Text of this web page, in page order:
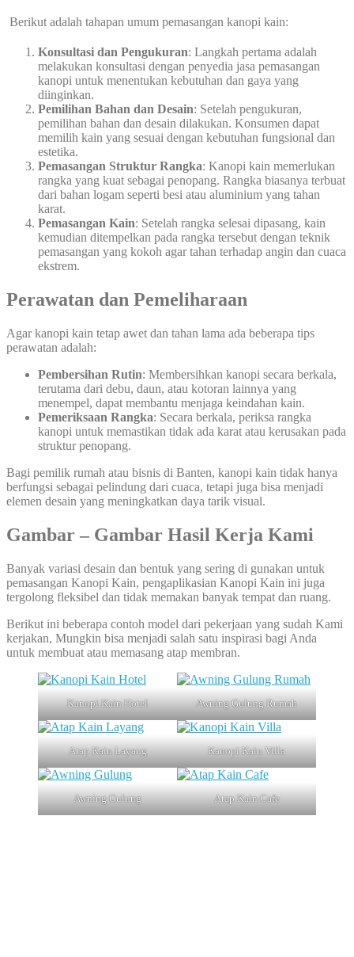
Berikut adalah tahapan umum pemasangan kanopi kain:
Konsultasi dan Pengukuran: Langkah pertama adalah
melakukan konsultasi dengan penyedia jasa pemasangan
kanopi untuk menentukan kebutuhan dan gaya yang
diinginkan.
Pemilihan Bahan dan Desain: Setelah pengukuran,
pemilihan bahan dan desain dilakukan. Konsumen dapat
memilih kain yang sesuai dengan kebutuhan fungsional dan
estetika.
Pemasangan Struktur Rangka: Kanopi kain memerlukan
rangka yang kuat sebagai penopang. Rangka biasanya terbuat
dari bahan logam seperti besi atau aluminium yang tahan
karat.
Pemasangan Kain: Setelah rangka selesai dipasang, kain
kemudian ditempelkan pada rangka tersebut dengan teknik
pemasangan yang kokoh agar tahan terhadap angin dan cuaca
ekstrem.
Perawatan dan Pemeliharaan
Agar kanopi kain tetap awet dan tahan lama ada beberapa tips
perawatan adalah:
Pembersihan Rutin: Membersihkan kanopi secara berkala,
terutama dari debu, daun, atau kotoran lainnya yang
menempel, dapat membantu menjaga keindahan kain.
Pemeriksaan Rangka: Secara berkala, periksa rangka
kanopi untuk memastikan tidak ada karat atau kerusakan pada
struktur penopang.
Bagi pemilik rumah atau bisnis di Banten, kanopi kain tidak hanya
berfungsi sebagai pelindung dari cuaca, tetapi juga bisa menjadi
elemen desain yang meningkatkan daya tarik visual.
Gambar – Gambar Hasil Kerja Kami
Banyak variasi desain dan bentuk yang sering di gunakan untuk
pemasangan Kanopi Kain, pengaplikasian Kanopi Kain ini juga
tergolong fleksibel dan tidak memakan banyak tempat dan ruang.
Berikut ini beberapa contoh model dari pekerjaan yang sudah Kami
kerjakan, Mungkin bisa menjadi salah satu inspirasi bagi Anda
untuk membuat atau memasang atap membran.
Kanopi Kain Hotel Awning Gulung Rumah
Atap Kain Layang Kanopi Kain Villa
Awning Gulung Atap Kain Cafe